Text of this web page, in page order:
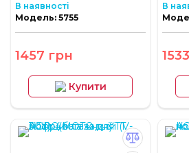
В наявності
Модель: 5755
1457 грн
Купити
В